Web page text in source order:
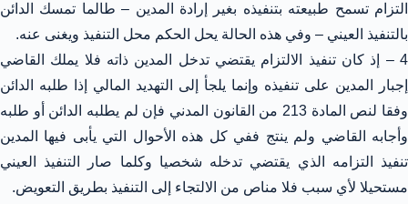
التزام تسمح طبيعته بتنفيذه بغير إرادة المدين – طالما تمسك الدائن
بالتنفيذ العيني – وفي هذه الحالة يحل الحكم محل التنفيذ ويغنى عنه.
4 – إذ كان تنفيذ الالتزام يقتضي تدخل المدين ذاته فلا يملك القاضي
إجبار المدين على تنفيذه وإنما يلجأ إلى التهديد المالي إذا طلبه الدائن
وفقا لنص المادة 213 من القانون المدني فإن لم يطلبه الدائن أو طلبه
وأجابه القاضي ولم ينتج ففي كل هذه الأحوال التي يأبى فيها المدين
تنفيذ التزامه الذي يقتضي تدخله شخصيا وكلما صار التنفيذ العيني
مستحيلا لأي سبب فلا مناص من الالتجاء إلى التنفيذ بطريق التعويض.